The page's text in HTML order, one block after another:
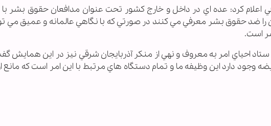
اعلام كرد: عده اي در داخل و خارج كشور تحت عنوان مدافعان حقوق بشر
آن را ضد حقوق بشر معرفي مي كنند در صورتي كه با نگاهي عالمانه و عميق مي
است.
احياي امر به معروف و نهي از منكر آذربايجان شرقي نيز در اين همايش
وجود دارد اين وظيفه ما و تمام دستگاه هاي مرتبط با اين امر است كه